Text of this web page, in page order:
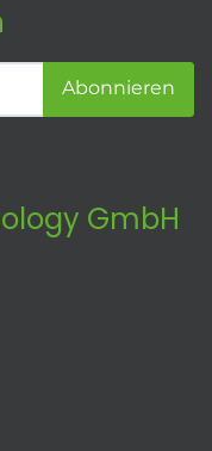
Abonnieren
GmbH